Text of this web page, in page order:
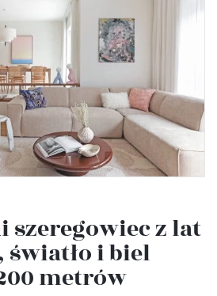
szeregowiec z lat
światło i biel
metrów